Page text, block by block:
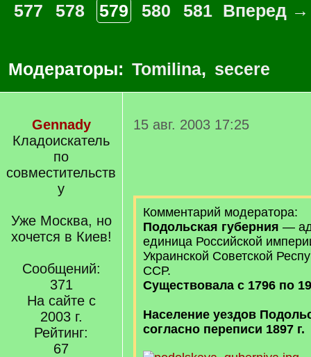
577
578 579 580 581 Вперед →
Модераторы: Tomilina, secere
Gennady
Кладоискатель
по
совместительств
у
Уже Москва, но
хочется в Киев!
Сообщений:
371
На сайте с
2003 г.
Рейтинг:
67
15 авг. 2003 17:25
Комментарий модератора:
Подольская губерния —
единица Российской
Украинской Советской
ССР.
Существовала с 1796 по
Население уездов
согласно переписи 1897 г.